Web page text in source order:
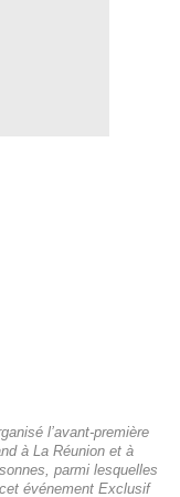
l’avant-première
à La Réunion et à
parmi lesquelles
événement Exclusif